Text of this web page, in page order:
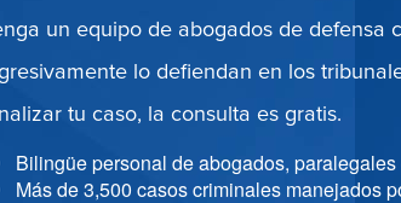
cuando en realidad se
enfrenta ambos cargos
e ilegal de fuerza o violencia
un equipo de abogados de defensa
lo defiendan en los
tu caso, la consulta es gratis.
Bilingüe personal de abogados,
Más de 3,500 casos criminales manejados